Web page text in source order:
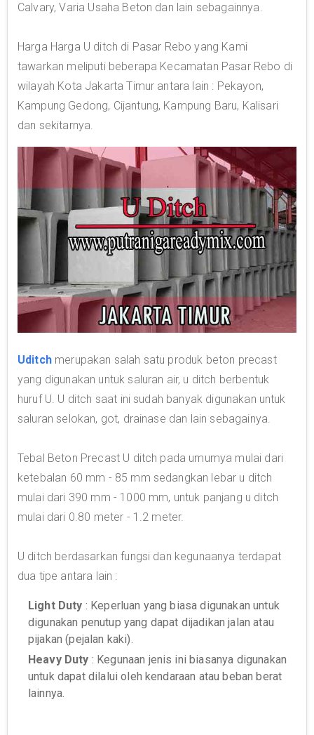
Calvary, Varia Usaha Beton dan lain sebagainnya.
Harga Harga U ditch di Pasar Rebo yang Kami
tawarkan meliputi beberapa Kecamatan Pasar Rebo di
wilayah Kota Jakarta Timur antara lain : Pekayon,
Kampung Gedong, Cijantung, Kampung Baru, Kalisari
dan sekitarnya.
Uditchmerupakan salah satu produk beton precast
yang digunakan untuk saluran air, u ditch berbentuk
huruf U. U ditch saat ini sudah banyak digunakan untuk
saluran selokan, got, drainase dan lain sebagainya.
Tebal Beton Precast U ditch pada umumya mulai dari
ketebalan 60 mm - 85 mm sedangkan lebar u ditch
mulai dari 390 mm - 1000 mm, untuk panjang u ditch
mulai dari 0.80 meter - 1.2 meter.
U ditch berdasarkan fungsi dan kegunaanya terdapat
dua tipe antara lain :
Light Duty : Keperluan yang biasa digunakan untuk
digunakan penutup yang dapat dijadikan jalan atau
pijakan (pejalan kaki).
Heavy Duty : Kegunaan jenis ini biasanya digunakan
untuk dapat dilalui oleh kendaraan atau beban berat
lainnya.